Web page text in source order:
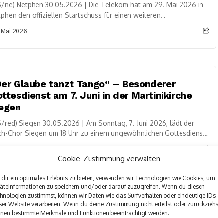
Cookie-Zustimmung verwalten
dir ein optimales Erlebnis zu bieten, verwenden wir Technologien wie Cookies, um
zu speichern und/oder darauf zuzugreifen. Wenn du diesen
zustimmst, können wir Daten wie das Surfverhalten oder eindeutige IDs
Website verarbeiten. Wenn du deine Zustimmung nicht erteilst oder
bestimmte Merkmale und Funktionen beeinträchtigt werden.
ne) Netphen 30.05.2026 | Die Telekom hat am 29. Mai 2026 in
den offiziellen Startschuss für einen weiteren
2026
Glaube tanzt Tango“ – Besonderer
am 7. Juni in der Martinikirche
red) Siegen 30.05.2026 | Am Sonntag, 7. Juni 2026, lädt der
Chor Siegen um 18 Uhr zu einem ungewöhnlichen Gottesdienst
im Dreierpack: Siegens erste Drillinge
Jahres kamen als Frühchen – und sind